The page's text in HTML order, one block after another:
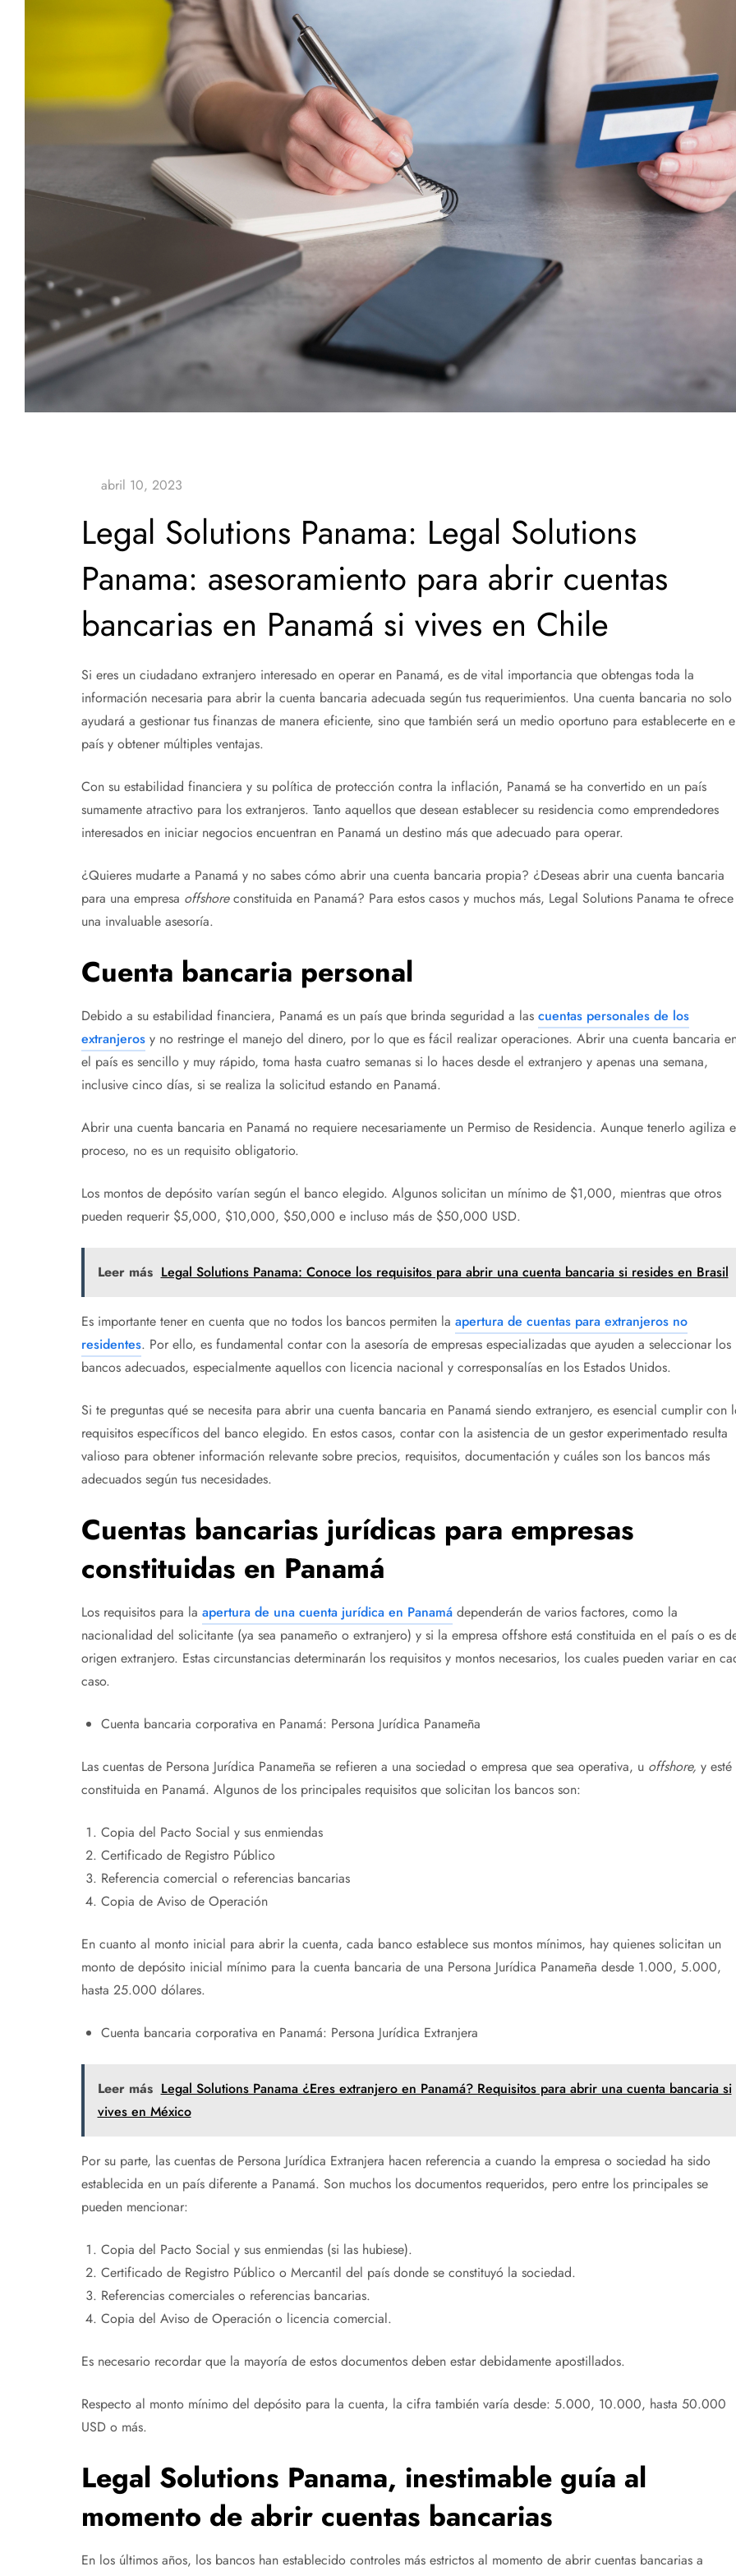
Legal Solutions Panama: Legal Solutions
Panama: asesoramiento para abrir cuentas
bancarias en Panamá si vives en Chile
Si eres un ciudadano extranjero interesado en operar en Panamá, es de vital importancia que obtengas toda la
información necesaria para abrir la cuenta bancaria adecuada según tus requerimientos. Una cuenta bancaria no solo
ayudará a gestionar tus finanzas de manera eficiente, sino que también será un medio oportuno para establecerte en
país y obtener múltiples ventajas.
Con su estabilidad financiera y su política de protección contra la inflación, Panamá se ha convertido en un país
sumamente atractivo para los extranjeros. Tanto aquellos que desean establecer su residencia como emprendedores
interesados en iniciar negocios encuentran en Panamá un destino más que adecuado para operar.
¿Quieres mudarte a Panamá y no sabes cómo abrir una cuenta bancaria propia? ¿Deseas abrir una cuenta bancaria
para una empresa offshoreconstituida en Panamá? Para estos casos y muchos más, Legal Solutions Panama te ofrece
una invaluable asesoría.
Cuenta bancaria personal
Debido a su estabilidad financiera, Panamá es un país que brinda seguridad a las cuentas personales de los
extranjerosy no restringe el manejo del dinero, por lo que es fácil realizar operaciones. Abrir una cuenta bancaria
el país es sencillo y muy rápido, toma hasta cuatro semanas si lo haces desde el extranjero y apenas una semana,
inclusive cinco días, si se realiza la solicitud estando en Panamá.
Abrir una cuenta bancaria en Panamá no requiere necesariamente un Permiso de Residencia. Aunque tenerlo agiliza
proceso, no es un requisito obligatorio.
Los montos de depósito varían según el banco elegido. Algunos solicitan un mínimo de $1,000, mientras que otros
pueden requerir $5,000, $10,000, $50,000 e incluso más de $50,000 USD.
Leer más Legal Solutions Panama: Conoce los requisitos para abrir una cuenta bancaria si resides en Brasil
Es importante tener en cuenta que no todos los bancos permiten la apertura de cuentas para extranjeros no
residentes. Por ello, es fundamental contar con la asesoría de empresas especializadas que ayuden a seleccionar los
bancos adecuados, especialmente aquellos con licencia nacional y corresponsalías en los Estados Unidos.
Si te preguntas qué se necesita para abrir una cuenta bancaria en Panamá siendo extranjero, es esencial cumplir con
requisitos específicos del banco elegido. En estos casos, contar con la asistencia de un gestor experimentado resulta
valioso para obtener información relevante sobre precios, requisitos, documentación y cuáles son los bancos más
adecuados según tus necesidades.
Cuentas bancarias jurídicas para empresas
constituidas en Panamá
Los requisitos para la apertura de una cuenta jurídica en Panamádependerán de varios factores, como la
nacionalidad del solicitante (ya sea panameño o extranjero) y si la empresa offshore está constituida en el país o es
origen extranjero. Estas circunstancias determinarán los requisitos y montos necesarios, los cuales pueden variar en
caso.
Cuenta bancaria corporativa en Panamá: Persona Jurídica Panameña
Las cuentas de Persona Jurídica Panameña se refieren a una sociedad o empresa que sea operativa, u offshore, y esté
constituida en Panamá. Algunos de los principales requisitos que solicitan los bancos son:
Copia del Pacto Social y sus enmiendas
Certificado de Registro Público
Referencia comercial o referencias bancarias
Copia de Aviso de Operación
En cuanto al monto inicial para abrir la cuenta, cada banco establece sus montos mínimos, hay quienes solicitan un
monto de depósito inicial mínimo para la cuenta bancaria de una Persona Jurídica Panameña desde 1.000, 5.000,
hasta 25.000 dólares.
Cuenta bancaria corporativa en Panamá: Persona Jurídica Extranjera
Leer más Legal Solutions Panama ¿Eres extranjero en Panamá? Requisitos para abrir una cuenta bancaria si
vives en México
Por su parte, las cuentas de Persona Jurídica Extranjera hacen referencia a cuando la empresa o sociedad ha sido
establecida en un país diferente a Panamá. Son muchos los documentos requeridos, pero entre los principales se
pueden mencionar:
Copia del Pacto Social y sus enmiendas (si las hubiese).
Certificado de Registro Público o Mercantil del país donde se constituyó la sociedad.
Referencias comerciales o referencias bancarias.
Copia del Aviso de Operación o licencia comercial.
Es necesario recordar que la mayoría de estos documentos deben estar debidamente apostillados.
Respecto al monto mínimo del depósito para la cuenta, la cifra también varía desde: 5.000, 10.000, hasta 50.000
USD o más.
Legal Solutions Panama, inestimable guía al
momento de abrir cuentas bancarias
En los últimos años, los bancos han establecido controles más estrictos al momento de abrir cuentas bancarias a